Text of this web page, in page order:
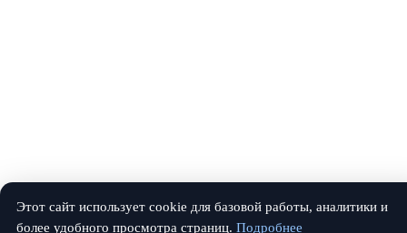
Этот сайт использует cookie для базовой работы, аналитики и
более удобного просмотра страниц. Подробнее